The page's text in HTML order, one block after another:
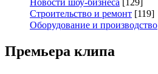
Строительство и ремонт [119]
Оборудование и производство
Премьера клипа